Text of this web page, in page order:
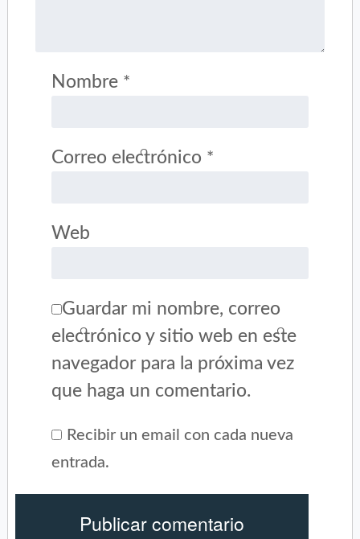
Nombre *
Correo electrónico *
Web
Guardar mi nombre, correo
electrónico y sitio web en este
navegador para la próxima vez
que haga un comentario.
Recibir un email con cada nueva
entrada.